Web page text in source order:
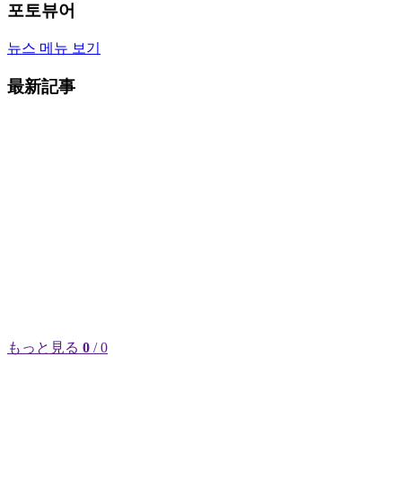
포토뷰어
뉴스 메뉴 보기
最新記事
もっと見る 0 / 0